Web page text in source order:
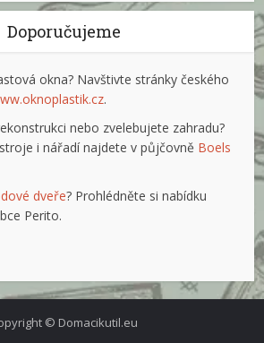
Doporučujeme
okna? Navštivte stránky českého
.
nebo zvelebujete zahradu?
i nářadí najdete v půjčovně Boels
dveře? Prohlédněte si nabídku
Perito.
© Domacikutil.eu